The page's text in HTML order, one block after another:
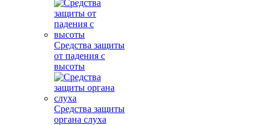
Средства защиты
от падения с
высоты
Средства защиты
органа слуха